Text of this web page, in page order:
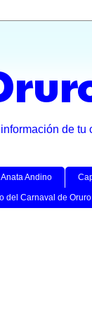
de
Anata Andino
del Carnaval de